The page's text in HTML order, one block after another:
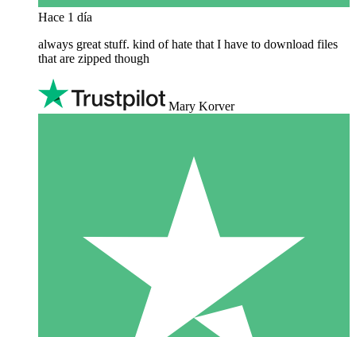
Hace 1 día
always great stuff. kind of hate that I have to download files
that are zipped though
Mary Korver